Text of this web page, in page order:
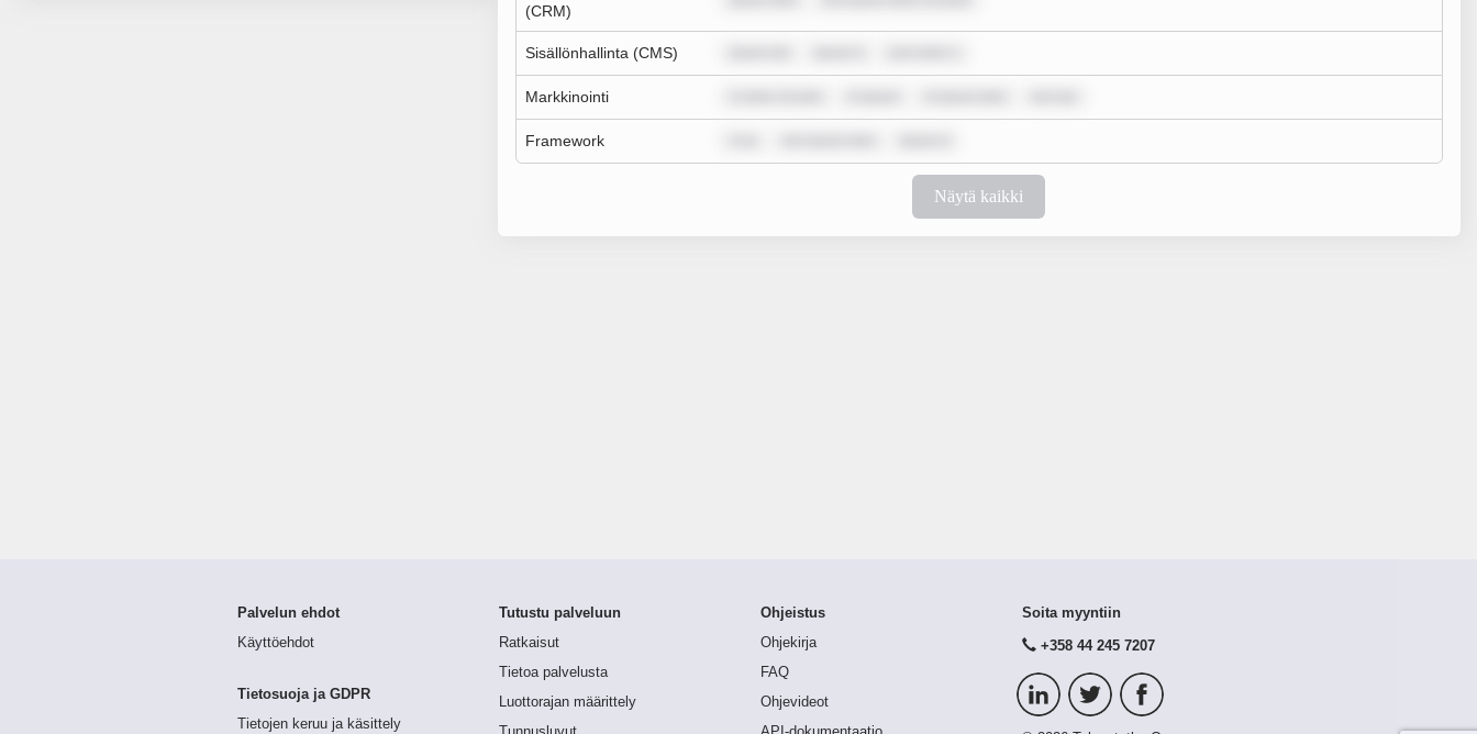
(CRM)
Sisällönhallinta (CMS)
Markkinointi
Framework
Näytä kaikki
Palvelun ehdot
Käyttöehdot
Tietosuoja ja GDPR
Tietojen keruu ja käsittely
Tutustu palveluun
Ratkaisut
Tietoa palvelusta
Luottorajan määrittely
Ohjeistus
Ohjekirja
FAQ
Ohjevideot
Soita myyntiin
+358 44 245 7207